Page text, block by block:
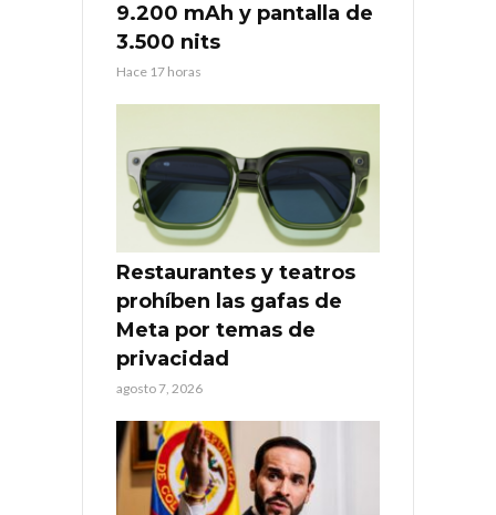
9.200 mAh y pantalla de
3.500 nits
Hace 17 horas
Restaurantes y teatros
prohíben las gafas de
Meta por temas de
privacidad
agosto 7, 2026